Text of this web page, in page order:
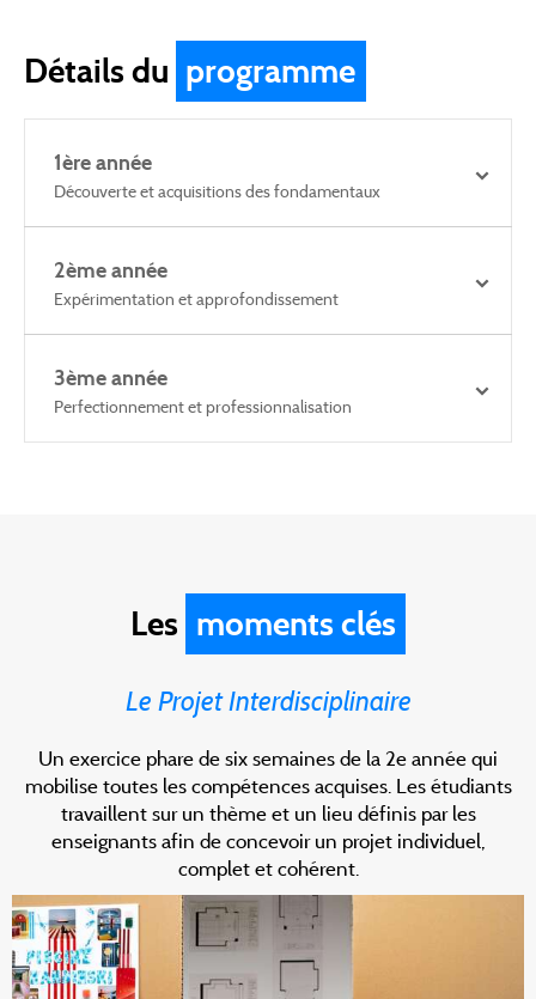
Détails du programme
1ère année
Découverte et acquisitions des fondamentaux
2ème année
Expérimentation et approfondissement
3ème année
Perfectionnement et professionnalisation
Les moments clés
Le Projet Interdisciplinaire
Un exercice phare de six semaines de la 2e année qui
mobilise toutes les compétences acquises. Les étudiants
travaillent sur un thème et un lieu définis par les
enseignants afin de concevoir un projet individuel,
complet et cohérent.